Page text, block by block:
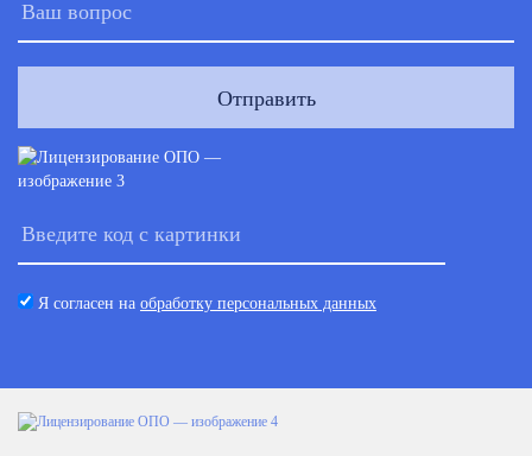
Отправить
Я согласен на обработку персональных данных